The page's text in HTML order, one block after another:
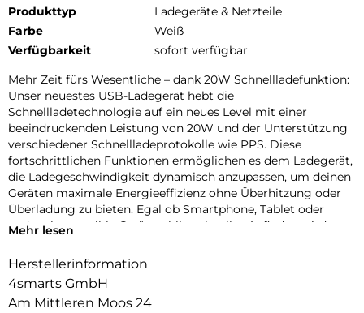
Produkttyp
Ladegeräte & Netzteile
Farbe
Weiß
Verfügbarkeit
sofort verfügbar
Mehr Zeit fürs Wesentliche – dank 20W Schnellladefunktion:
Unser neuestes USB-Ladegerät hebt die
Schnellladetechnologie auf ein neues Level mit einer
beeindruckenden Leistung von 20W und der Unterstützung
verschiedener Schnellladeprotokolle wie PPS. Diese
fortschrittlichen Funktionen ermöglichen es dem Ladegerät,
die Ladegeschwindigkeit dynamisch anzupassen, um deinen
Geräten maximale Energieeffizienz ohne Überhitzung oder
Überladung zu bieten. Egal ob Smartphone, Tablet oder
andere kompatible Geräte – blitzschnelles Aufladen wird
das Wesentliche lassen. Ein unverzichtbarer Begleiter für
Modernes Design trifft modernen Lifestyle:
Mehr lesen
Herstellerinformation
4smarts GmbH
Am Mittleren Moos 24